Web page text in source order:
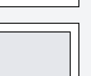
nas redes e